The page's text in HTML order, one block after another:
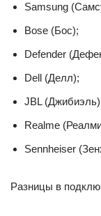
Samsung
Bose (Бос);
Defender
Dell (Делл);
JBL
Realme
Sennheiser
Разницы в